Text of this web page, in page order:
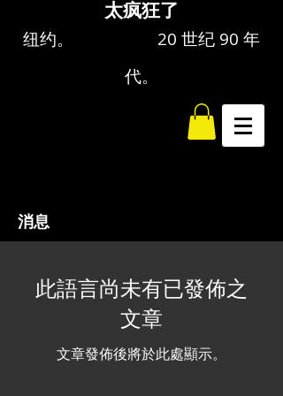
太疯狂了
纽约。 20 世纪 90 年
代。
消息
此語言尚未有已發佈之
文章
文章發佈後將於此處顯示。